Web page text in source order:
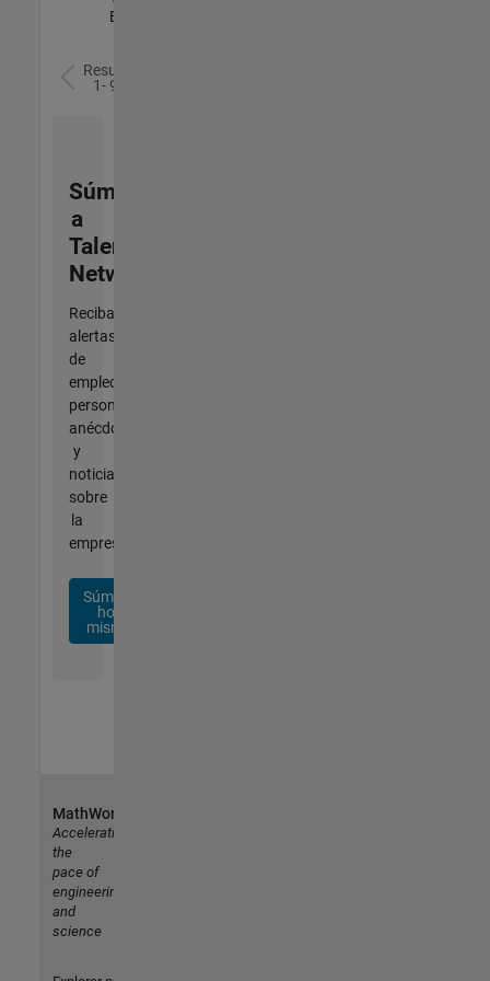
Experimentado
Resultados
1- 9 de
Súmese
a
Talent
Network
Reciba
alertas
de
empleo
personalizadas,
anécdotas
y
noticias
sobre
la
empresa.
Súmese
hoy
mismo
MathWorks
Accelerating
the
pace of
engineering
and
science